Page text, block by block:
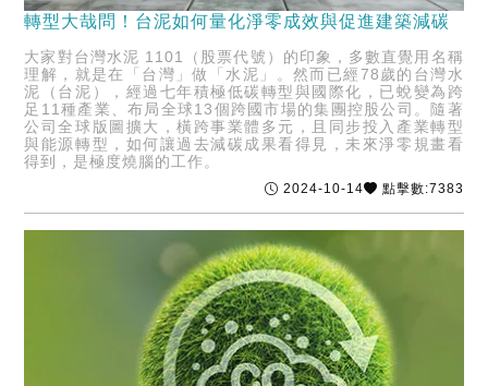
轉型大哉問！台泥如何量化淨零成效與促進建築減碳
大家對台灣水泥 1101（股票代號）的印象，多數直覺用名稱
理解，就是在「台灣」做「水泥」。然而已經78歲的台灣水
泥（台泥），經過七年積極低碳轉型與國際化，已蛻變為跨
足11種產業、布局全球13個跨國市場的集團控股公司。隨著
公司全球版圖擴大，橫跨事業體多元，且同步投入產業轉型
與能源轉型，如何讓過去減碳成果看得見，未來淨零規畫看
得到，是極度燒腦的工作。
2024-10-14 點擊數:7383